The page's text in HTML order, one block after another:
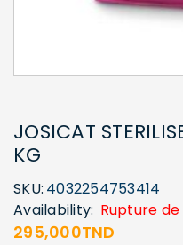
JOSICAT
KG
SKU: 4032254753414
Availability: Rupture
295,000TND